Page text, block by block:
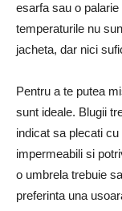
esarfa sau o
temperaturile nu
jacheta, dar nici
Pentru a te putea
sunt ideale. Blugii
indicat sa plecati
impermeabili si
o umbrela trebuie
preferinta una